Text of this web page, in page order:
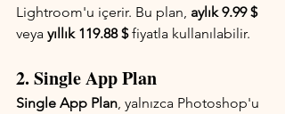
Lightroom'u içerir. Bu plan, aylık 9.99 $
veya yıllık 119.88 $ fiyatla kullanılabilir.
2. Single App Plan
Single App Plan , yalnızca Photoshop'u